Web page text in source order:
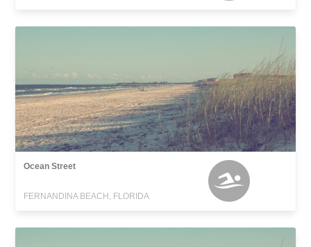
Ocean Street
FERNANDINA BEACH, FLORIDA